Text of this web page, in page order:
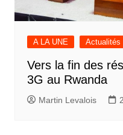
A LA UNE Actualités
Vers la fin des
3G au Rwanda
Martin Levalois